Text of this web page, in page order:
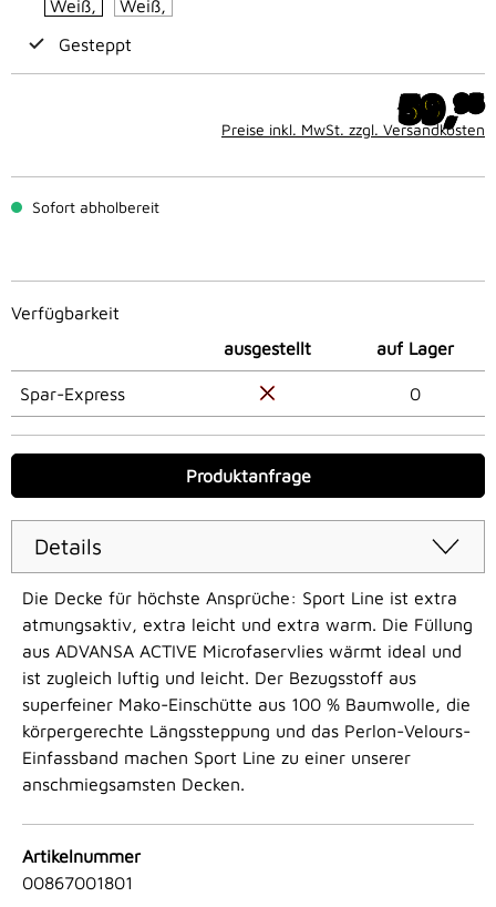
Gesteppt
59,95
Preise inkl. MwSt. zzgl. Versandkosten
Sofort abholbereit
Verfügbarkeit
ausgestellt
auf Lager
Spar-Express 0
Produktanfrage
Details
Die Decke für höchste Ansprüche: Sport Line ist extra
atmungsaktiv, extra leicht und extra warm. Die Füllung
aus ADVANSA ACTIVE Microfaservlies wärmt ideal und
ist zugleich luftig und leicht. Der Bezugsstoff aus
superfeiner Mako-Einschütte aus 100 % Baumwolle, die
körpergerechte Längssteppung und das Perlon-Velours-
Einfassband machen Sport Line zu einer unserer
anschmiegsamsten Decken.
Artikelnummer
00867001801